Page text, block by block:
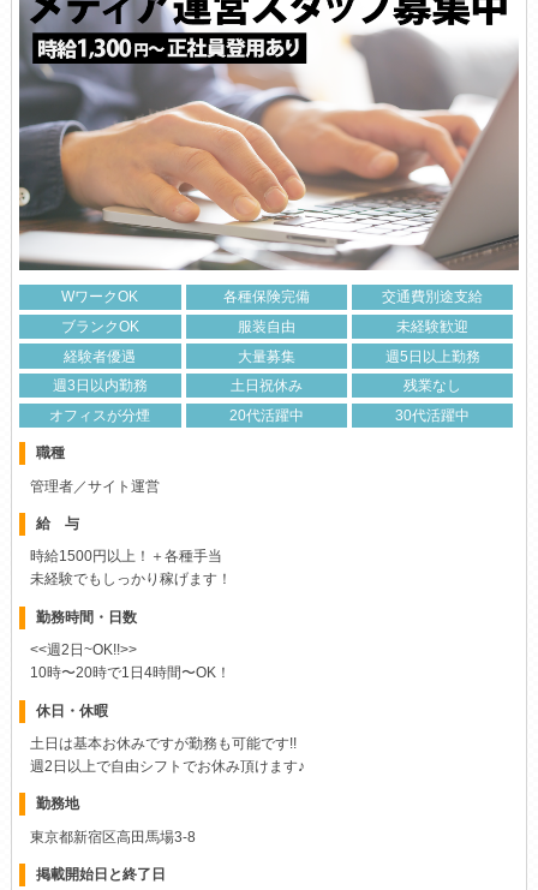
WワークOK 各種保険完備
交通費別途支給
ブランクOK
服装自由
未経験歓迎
経験者優遇
大量募集
週5日以上勤務
週3日以内勤務
土日祝休み
残業なし
オフィスが分煙
20代活躍中 30代活躍中
職種
管理者／サイト運営
給 与
時給1500円以上！＋各種手当
未経験でもしっかり稼げます！
勤務時間・日数
<<週2日~OK!!>>
10時〜20時で1日4時間〜OK！
休日・休暇
土日は基本お休みですが勤務も可能です!!
週2日以上で自由シフトでお休み頂けます♪
勤務地
東京都新宿区高田馬場3-8
掲載開始日と終了日